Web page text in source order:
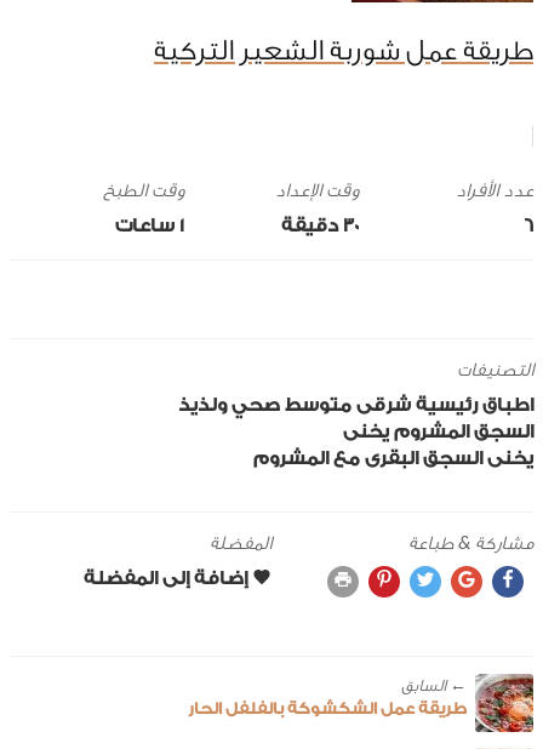
طريقة عمل شوربة الشعير التركية
6
وقت الإعداد
30 ‎دقيقة
وقت الطبخ
1 ساعات
التصنيفات
اطباق رئيسية شرقى متوسط صحي ولذيذ
السجق المشروم يخنى
يخنى السجق البقرى مع المشروم
مشاركة & طباعة المفضلة
← ‎السابق
طريقة عمل الشكشوكة بالفلفل الحار